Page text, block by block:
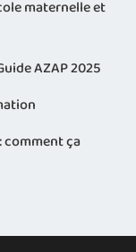
maternelle et
AZAP 2025
comment ça